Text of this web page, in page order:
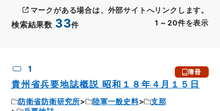
検索結果数 33件 1 ~ 20件を表示
マークがある場合は、外部サイトへリンクします。
1 簿冊
貴州省兵要地誌概説 昭和１８年４月１５日
防衛省防衛研究所 陸軍一般史料
支那